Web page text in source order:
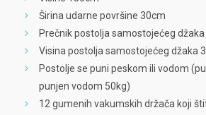
Širina udarne površine 30cm
Prečnik postolja samostojećeg
Visina postolja samostojećeg džaka
Postolje se puni peskom ili vodom
punjen vodom 50kg)
12 gumenih vakumskih držača koji